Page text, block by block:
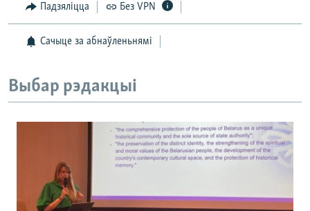
Падзяліцца Без VPN
Сачыце за абнаўленьнямі
Выбар рэдакцыі